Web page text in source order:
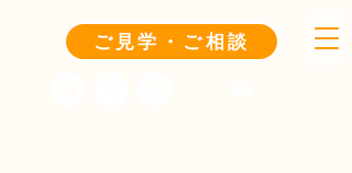
ご見学・ご相談